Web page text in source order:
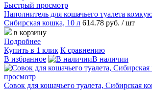
Быстрый просмотр
Наполнитель для кошачьего туалета
Сибирская кошка, 10 л 614.78 руб. / шт
в корзину
Подробнее
Купить в 1 клик К сравнению
В избранное
В наличии
просмотр
Совок для кошачьего туалета, Сибирская